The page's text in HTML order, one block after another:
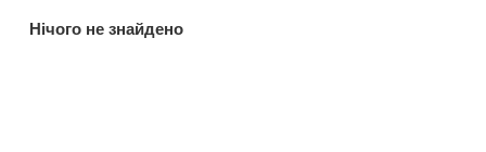
Нiчого не знайдено